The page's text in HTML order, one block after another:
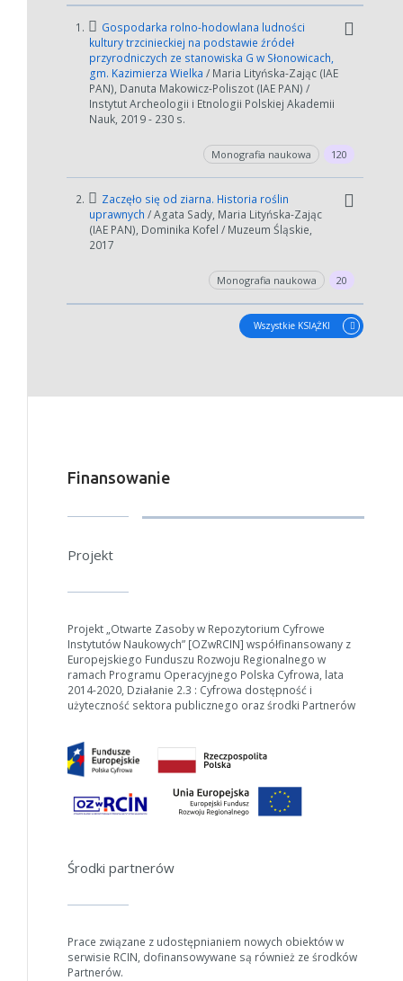
1.
Gospodarka rolno-hodowlana ludności
kultury trzcinieckiej na podstawie źródeł
przyrodniczych ze stanowiska G w Słonowicach,
gm. Kazimierza Wielka / Maria Lityńska-Zając (IAE
PAN), Danuta Makowicz-Poliszot (IAE PAN) /
Instytut Archeologii i Etnologii Polskiej Akademii
Nauk, 2019 - 230 s.
Monografia naukowa 120
2.
Zaczęło się od ziarna. Historia roślin
uprawnych / Agata Sady, Maria Lityńska-Zając
(IAE PAN), Dominika Kofel / Muzeum Śląskie,
2017
Monografia naukowa 20
Wszystkie KSIĄŻKI
Finansowanie
Projekt
Projekt „Otwarte Zasoby w Repozytorium Cyfrowe
Instytutów Naukowych” [OZwRCIN] współfinansowany z
Europejskiego Funduszu Rozwoju Regionalnego w
ramach Programu Operacyjnego Polska Cyfrowa, lata
2014-2020, Działanie 2.3 : Cyfrowa dostępność i
użyteczność sektora publicznego oraz środki Partnerów
Środki partnerów
Prace związane z udostępnianiem nowych obiektów w
serwisie RCIN, dofinansowywane są również ze środków
Partnerów.